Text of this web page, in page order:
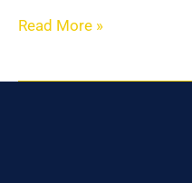
Read More »